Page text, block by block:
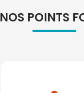
NOS POINTS